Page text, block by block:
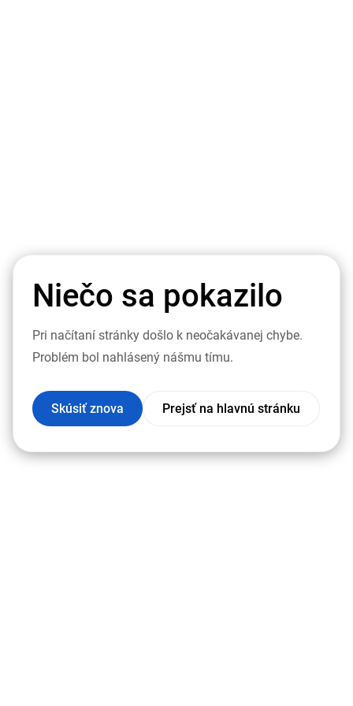
Niečo sa pokazilo
Pri načítaní stránky došlo k neočakávanej chybe.
Problém bol nahlásený nášmu tímu.
Skúsiť znova Prejsť na hlavnú stránku